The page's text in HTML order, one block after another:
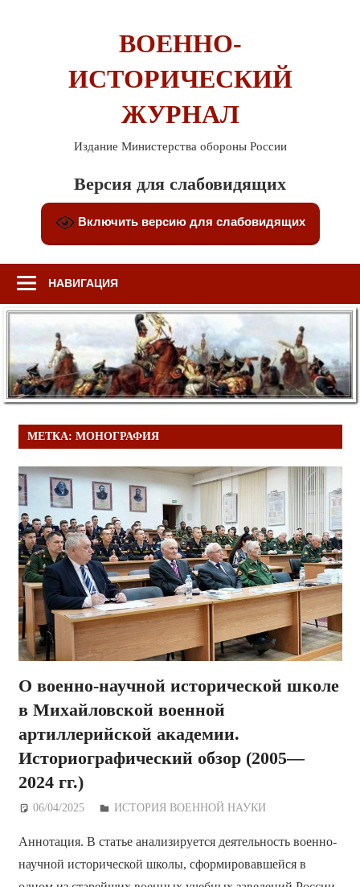
ВОЕННО-
ИСТОРИЧЕСКИЙ
ЖУРНАЛ
Издание Министерства обороны России
Версия для слабовидящих
Включить версию для слабовидящих
НАВИГАЦИЯ
МЕТКА: МОНОГРАФИЯ
О военно-научной исторической школе
в Михайловской военной
артиллерийской академии.
Историографический обзор (2005—
2024 гг.)
06/04/2025 Дежурный по Редакции
ИСТОРИЯ ВОЕННОЙ НАУКИ
Аннотация. В статье анализируется деятельность военно-
научной исторической школы, сформировавшейся в